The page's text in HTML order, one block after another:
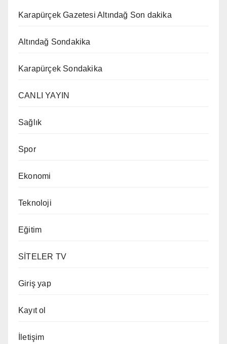
Karapürçek Gazetesi Altındağ Son dakika
Altındağ Sondakika
Karapürçek Sondakika
CANLI YAYIN
Sağlık
Spor
Ekonomi
Teknoloji
Eğitim
SİTELER TV
Giriş yap
Kayıt ol
İletişim